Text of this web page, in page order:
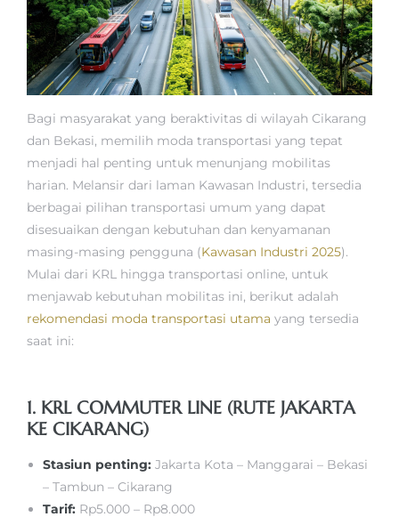
Bagi masyarakat yang beraktivitas di wilayah Cikarang
dan Bekasi, memilih moda transportasi yang tepat
menjadi hal penting untuk menunjang mobilitas
harian. Melansir dari laman Kawasan Industri, tersedia
berbagai pilihan transportasi umum yang dapat
disesuaikan dengan kebutuhan dan kenyamanan
masing-masing pengguna (Kawasan Industri 2025).
Mulai dari KRL hingga transportasi online, untuk
menjawab kebutuhan mobilitas ini, berikut adalah
rekomendasi moda transportasi utama yang tersedia
saat ini:
1. KRL COMMUTER LINE (RUTE JAKARTA
KE CIKARANG)
Stasiun penting: Jakarta Kota – Manggarai – Bekasi
– Tambun – Cikarang
Tarif: Rp5.000 – Rp8.000